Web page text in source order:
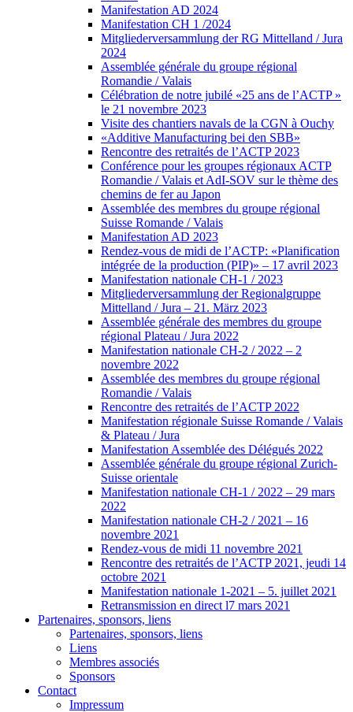
Manifestation AD 2024
Manifestation CH 1 /2024
Mitgliederversammlung der RG Mittelland / Jura
2024
Assemblée générale du groupe régional
Romandie / Valais
Célébration de notre jubilé «25 ans de l’ACTP »
le 21 novembre 2023
Visite des chantiers navals de la CGN à Ouchy
«Additive Manufacturing bei den SBB»
Rencontre des retraités de l’ACTP 2023
Conférence pour les groupes régionaux ACTP
Romandie / Valais et AdI-SOV sur le thème des
chemins de fer au Japon
Assemblée des membres du groupe régional
Suisse Romande / Valais
Manifestation AD 2023
Rendez-vous de midi de l’ACTP: «Planification
intégrée de la production (PIP)» – 17 avril 2023
Manifestation nationale CH-1 / 2023
Mitgliederversammlung der Regionalgruppe
Mittelland / Jura – 21. März 2023
Assemblée générale des membres du groupe
régional Plateau / Jura 2022
Manifestation nationale CH-2 / 2022 – 2
novembre 2022
Assemblée des membres du groupe régional
Romandie / Valais
Rencontre des retraités de l’ACTP 2022
Manifestation régionale Suisse Romande / Valais
& Plateau / Jura
Manifestation Assemblée des Délégués 2022
Assemblée générale du groupe régional Zurich-
Suisse orientale
Manifestation nationale CH-1 / 2022 – 29 mars
2022
Manifestation nationale CH-2 / 2021 – 16
novembre 2021
Rendez-vous de midi 11 novembre 2021
Rencontre des retraités de l’ACTP 2021, jeudi 14
octobre 2021
Manifestation nationale 1-2021 – 5. juillet 2021
Retransmission en direct l7 mars 2021
Partenaires, sponsors, liens
Partenaires, sponsors, liens
Liens
Membres associés
Sponsors
Contact
Impressum